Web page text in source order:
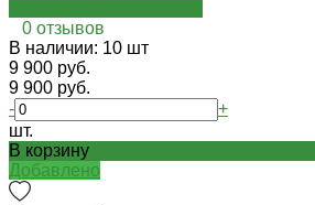
0 отзывов
В наличии: 10 шт
9 900 руб.
9 900 руб.
-
+
шт.
В корзину
Добавлено